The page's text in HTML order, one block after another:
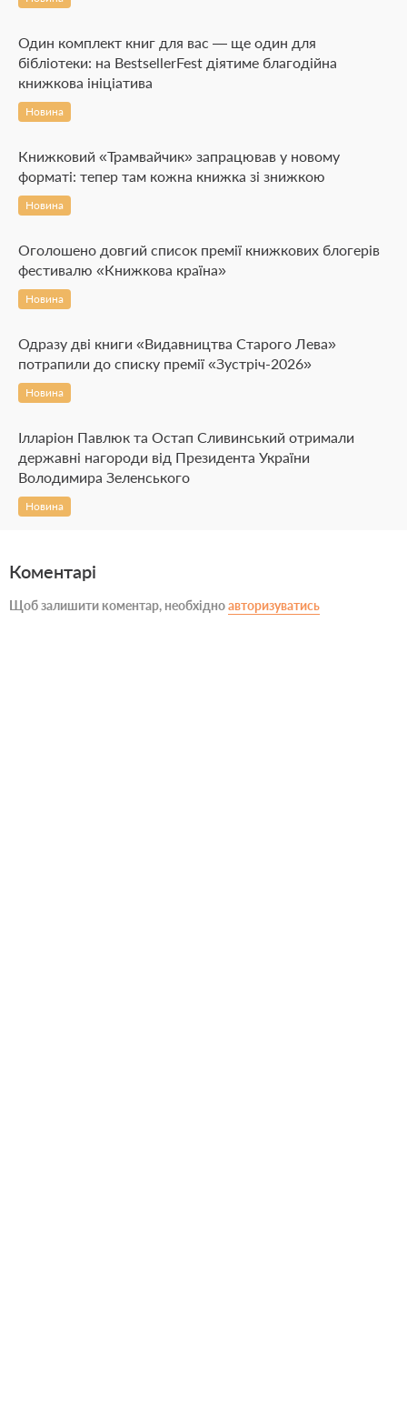
Один комплект книг для вас — ще один для
бібліотеки: на BestsellerFest діятиме благодійна
книжкова ініціатива
Новина
Книжковий «Трамвайчик» запрацював у новому
форматі: тепер там кожна книжка зі знижкою
Новина
Оголошено довгий список премії книжкових блогерів
фестивалю «Книжкова країна»
Новина
Одразу дві книги «Видавництва Старого Лева»
потрапили до списку премії «Зустріч-2026»
Новина
Ілларіон Павлюк та Остап Сливинський отримали
державні нагороди від Президента України
Володимира Зеленського
Новина
Коментарі
Щоб залишити коментар, необхідноавторизуватись